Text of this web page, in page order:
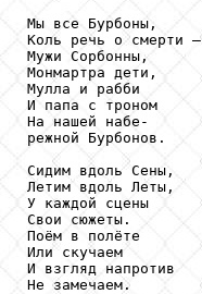
Мы все Бурбоны,
Коль речь о смерти –
Мужи Сорбонны,
Монмартра дети,
Мулла и рабби
И папа с троном
На нашей набе-
режной Бурбонов.
Сидим вдоль Сены,
Летим вдоль Леты,
У каждой сцены
Свои сюжеты.
Поём в полёте
Или скучаем
И взгляд напротив
Не замечаем.